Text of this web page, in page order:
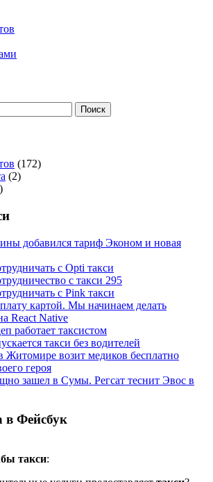
(172)
(2)
добавился тариф Эконом и новая
с Opti такси
с такси 295
с Pink такси
картой. Мы начинаем делать
React Native
работает таксистом
такси без водителей
Житомире возит медиков бесплатно
героя
зашел в Сумы. Регсат теснит Эвос в
в Фейсбук
такси: